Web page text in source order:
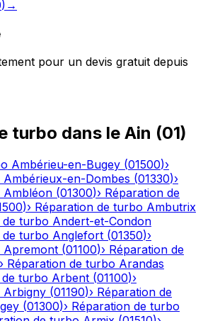
) →
pour un devis gratuit depuis
turbo dans le Ain (01)
Ambérieu-en-Bugey (01500)›
Ambérieux-en-Dombes (01330)›
Ambléon (01300)› Réparation de
)› Réparation de turbo Ambutrix
de turbo Andert-et-Condon
de turbo Anglefort (01350)›
Apremont (01100)› Réparation de
› Réparation de turbo Arandas
turbo Arbent (01100)›
Arbigny (01190)› Réparation de
(01300)› Réparation de turbo